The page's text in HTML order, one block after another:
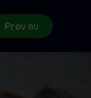
Prøv nu